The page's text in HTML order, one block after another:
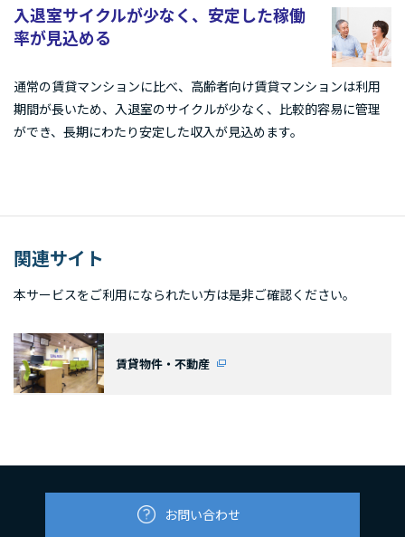
入退室サイクルが少なく、安定した稼働
率が見込める
通常の賃貸マンションに比べ、高齢者向け賃貸マンションは利用
期間が長いため、入退室のサイクルが少なく、比較的容易に管理
ができ、長期にわたり安定した収入が見込めます。
関連サイト
本サービスをご利用になられたい方は是非ご確認ください。
賃貸物件・不動産
お問い合わせ